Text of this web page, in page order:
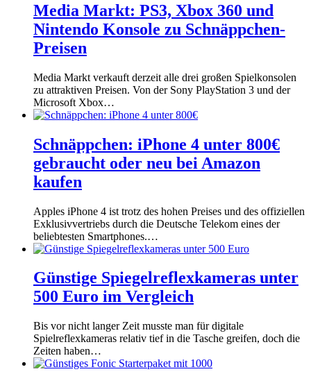
Media Markt: PS3, Xbox 360 und
Nintendo Konsole zu Schnäppchen-
Preisen
Media Markt verkauft derzeit alle drei großen Spielkonsolen
zu attraktiven Preisen. Von der Sony PlayStation 3 und der
Microsoft Xbox…
Schnäppchen: iPhone 4 unter 800€
gebraucht oder neu bei Amazon
kaufen
Apples iPhone 4 ist trotz des hohen Preises und des offiziellen
Exklusivvertriebs durch die Deutsche Telekom eines der
beliebtesten Smartphones.…
Günstige Spiegelreflexkameras unter
500 Euro im Vergleich
Bis vor nicht langer Zeit musste man für digitale
Spielreflexkameras relativ tief in die Tasche greifen, doch die
Zeiten haben…